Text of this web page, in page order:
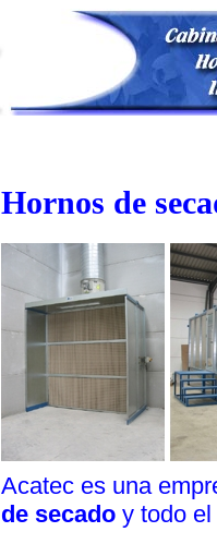
Hornos de
Acatec es una
de secado y todo